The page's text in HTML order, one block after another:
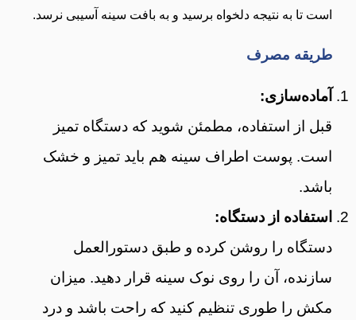
است تا به نتیجه دلخواه برسید و به بافت سینه آسیبی نرسد.
طریقه مصرف
آماده‌سازی:
قبل از استفاده، مطمئن شوید که دستگاه تمیز
است. پوست اطراف سینه هم باید تمیز و خشک
باشد.
استفاده از دستگاه:
دستگاه را روشن کرده و طبق دستورالعمل
سازنده، آن را روی نوک سینه قرار دهید. میزان
مکش را طوری تنظیم کنید که راحت باشد و درد